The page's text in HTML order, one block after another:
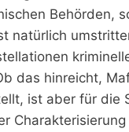
Behörden,
natürlich
das hinreicht,
ist aber für die